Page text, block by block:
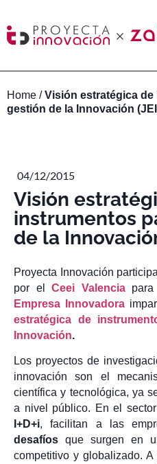
Home /Visión estratégica
gestión de la Innovación
04/12/2015
Visión
instrumentos
de la
Proyecta Innovación
por elCeei Valenciapara
Empresa Innovadora
estratégica de
Innovación.
Los proyectos de
innovación son el
científica y tecnológica, ya
a nivel público. En el
I+D+i, facilitan a las
desafíos que surgen en
competitivo y globalizado.